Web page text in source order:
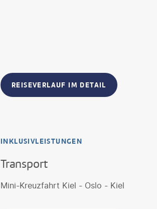
REISEVERLAUF IM DETAIL
INKLUSIVLEISTUNGEN
Transport
Mini-Kreuzfahrt Kiel - Oslo - Kiel